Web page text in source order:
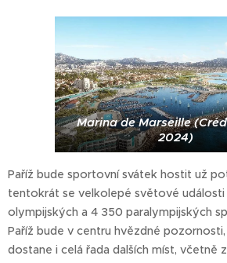
Marina de Marseille
2024)
Paříž bude sportovní svátek hostit už
tentokrát se velkolepé světové události
olympijských a 4 350 paralympijských
Paříž bude v centru hvězdné pozornosti,
dostane i celá řada dalších míst, včetně